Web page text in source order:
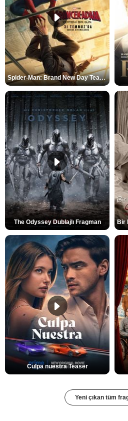
Spider-Man: Brand New Day Teaser
The Odyssey Dublajlı Fragman
Culpa nuestra Teaser
Yeni çıkan tüm